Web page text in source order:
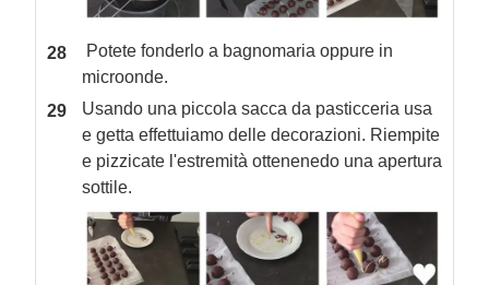
Potete fonderlo a bagnomaria oppure in
microonde.
Usando una piccola sacca da pasticceria usa
e getta effettuiamo delle decorazioni. Riempite
e pizzicate l'estremità ottenenedo una apertura
sottile.